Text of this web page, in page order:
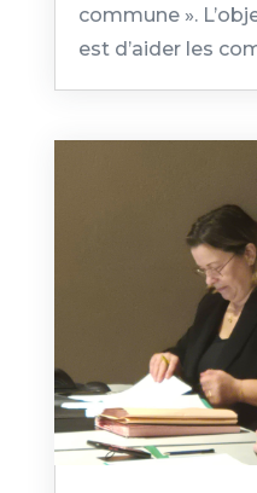
commune ».
est d’aider les